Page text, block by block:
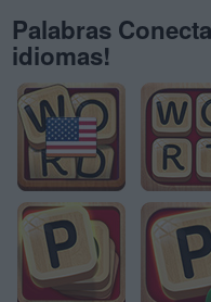
Palabras
idiomas!